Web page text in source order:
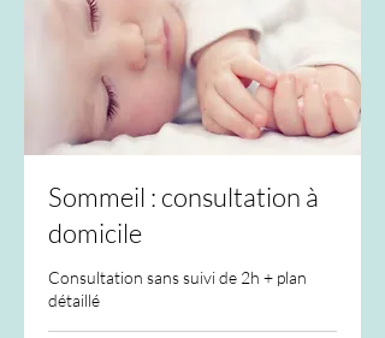
Sommeil : consultation à
domicile
Consultation sans suivi de 2h + plan
détaillé